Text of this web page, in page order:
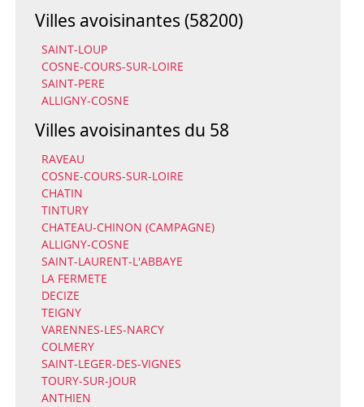
Villes avoisinantes (58200)
SAINT-LOUP
COSNE-COURS-SUR-LOIRE
SAINT-PERE
ALLIGNY-COSNE
Villes avoisinantes du 58
RAVEAU
COSNE-COURS-SUR-LOIRE
CHATIN
TINTURY
CHATEAU-CHINON (CAMPAGNE)
ALLIGNY-COSNE
SAINT-LAURENT-L'ABBAYE
LA FERMETE
DECIZE
TEIGNY
VARENNES-LES-NARCY
COLMERY
SAINT-LEGER-DES-VIGNES
TOURY-SUR-JOUR
ANTHIEN